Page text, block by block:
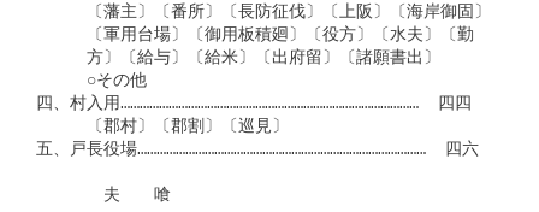
〔藩主〕〔番所〕〔長防征伐〕〔上阪〕〔海岸御固〕
〔軍用台場〕〔御用板積廻〕〔役方〕〔水夫〕〔勤
方〕〔給与〕〔給米〕〔出府留〕〔諸願書出〕
○その他
四、村入用…………………………………………………………………………………  四四
〔郡村〕〔郡割〕〔巡見〕
五、戸長役場………………………………………………………………………………  四六
夫　　喰